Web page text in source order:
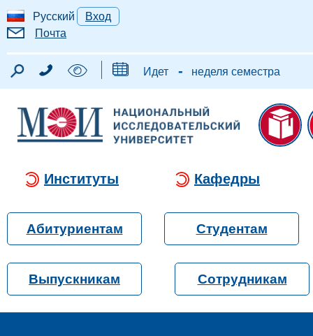
Русский
Вход
Почта
Идет - неделя семестра
Институты Кафедры
Абитуриентам Студентам
Выпускникам Сотрудникам